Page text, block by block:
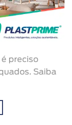
preciso
Saiba